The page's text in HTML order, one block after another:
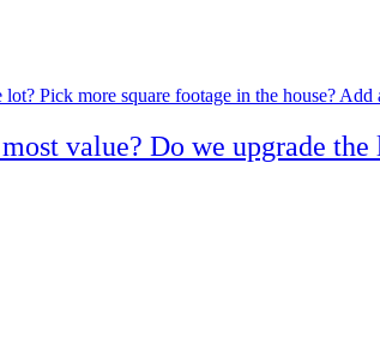
value? Do we upgrade the